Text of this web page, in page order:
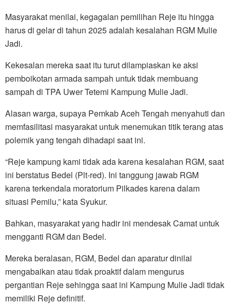
Masyarakat menilai, kegagalan pemilihan Reje itu hingga
harus di gelar di tahun 2025 adalah kesalahan RGM Mulie
Jadi.
Kekesalan mereka saat itu turut dilampiaskan ke aksi
pemboikotan armada sampah untuk tidak membuang
sampah di TPA Uwer Tetemi Kampung Mulie Jadi.
Alasan warga, supaya Pemkab Aceh Tengah menyahuti dan
memfasilitasi masyarakat untuk menemukan titik terang atas
polemik yang tengah dihadapi saat ini.
“Reje kampung kami tidak ada karena kesalahan RGM, saat
ini berstatus Bedel (Plt-red). Ini tanggung jawab RGM
karena terkendala moratorium Pilkades karena dalam
situasi Pemilu,” kata Syukur.
Bahkan, masyarakat yang hadir ini mendesak Camat untuk
mengganti RGM dan Bedel.
Mereka beralasan, RGM, Bedel dan aparatur dinilai
mengabaikan atau tidak proaktif dalam mengurus
pergantian Reje sehingga saat ini Kampung Mulie Jadi tidak
memiliki Reje definitif.